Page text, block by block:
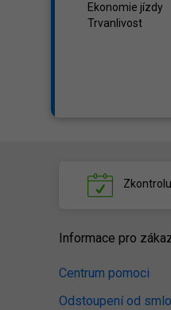
Ekonomie jízdy
Trvanlivost
Informace pro
Centrum pomoci
Odstoupení od